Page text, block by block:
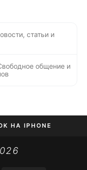
статьи и
общение и
НА IPHONE